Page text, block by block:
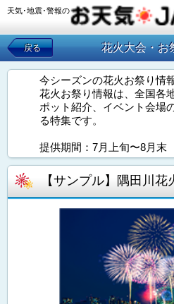
天気･地震･警報の
戻る 花火大会・お
今シーズンの花火お祭り情
花火お祭り情報は、全国各
ポット紹介、イベント会場
る特集です。
提供期間：7月上旬〜8月末
【サンプル】隅田川花